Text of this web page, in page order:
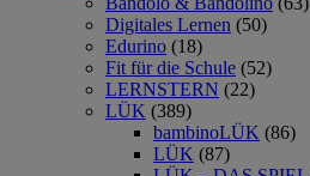
Digitales Lernen (50)
Edurino (18)
Fit für die Schule (52)
LERNSTERN (22)
LÜK (389)
bambinoLÜK (86)
LÜK (87)